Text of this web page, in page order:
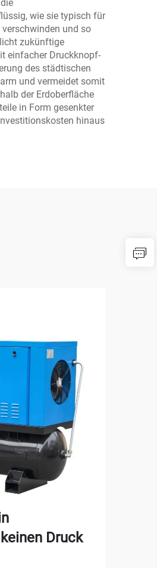
wie sie typisch für
und so
zukünftige
einfacher Druckknopf-
des städtischen
und vermeidet somit
der Erdoberfläche
in Form gesenkter
hinaus
Druck